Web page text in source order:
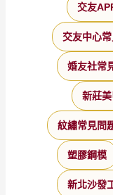
交友
交友中心
婚友社常
新莊美
紋繡常見問
塑膠鋼模
新北沙發